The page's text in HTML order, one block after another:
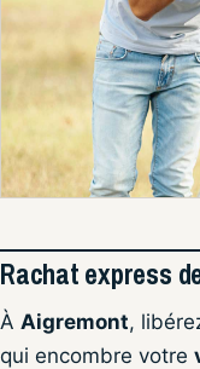
Rachat express
À Aigremont,
qui encombre votre